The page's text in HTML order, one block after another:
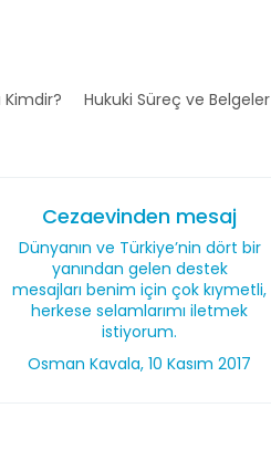
Hukuki Süreç ve Belgeler
Cezaevinden mesaj
Dünyanın ve Türkiye’nin dört bir
yanından gelen destek
mesajları benim için çok kıymetli,
herkese selamlarımı iletmek
istiyorum.
Osman Kavala, 10 Kasım 2017